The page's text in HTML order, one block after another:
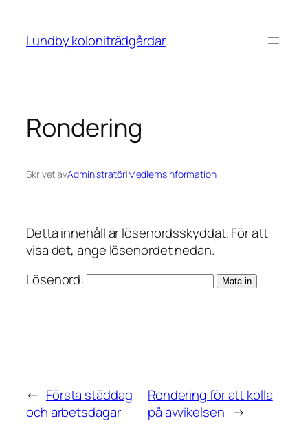
innehåll
Lundby koloniträdgårdar
Rondering
Skrivet avAdministratöriMedlemsinformation
Detta innehåll är lösenordsskyddat. För att
visa det, ange lösenordet nedan.
Lösenord:
← Första städdag
och arbetsdagar
Rondering för att kolla
på avvikelsen →